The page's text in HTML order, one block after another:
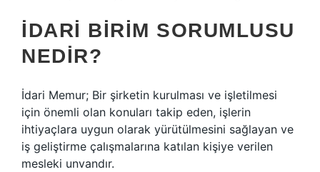
İDARI BIRIM SORUMLUSU
NEDIR?
İdari Memur; Bir şirketin kurulması ve işletilmesi
için önemli olan konuları takip eden, işlerin
ihtiyaçlara uygun olarak yürütülmesini sağlayan ve
iş geliştirme çalışmalarına katılan kişiye verilen
mesleki unvandır.